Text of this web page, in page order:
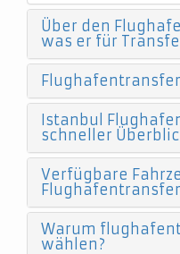
Über den
was er für
Istanbul
schneller
Verfügbare
Flughafentransfer
Warum
wählen?